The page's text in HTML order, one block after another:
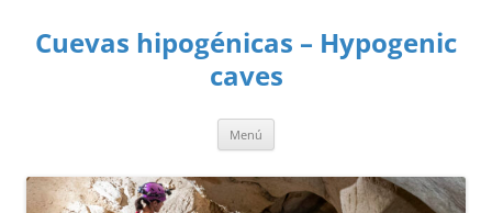
contenido
Cuevas hipogénicas – Hypogenic
caves
Menú